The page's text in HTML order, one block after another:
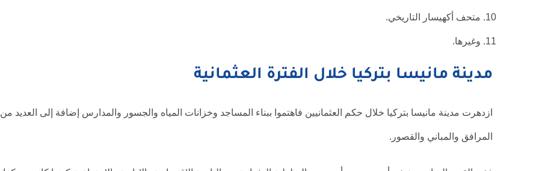
متحف أكهيسار التاريخي.
وغيرها.
مدينة مانيسا بتركيا خلال الفترة العثمانية
ازدهرت مدينة مانيسا بتركيا خلال حكم العثمانيين فاهتموا ببناء المساجد وخزانات المياه والجسور والمدارس إضافة إلى العديد من
المرافق والمباني والقصور.